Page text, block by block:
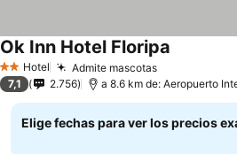
2 Estrellas
Hotel Admite mascotasVer precios
Ok Inn Hotel Floripa
7,1 2.756 a 8.6 km de: Aeropuerto
Elige fechas para ver los precios